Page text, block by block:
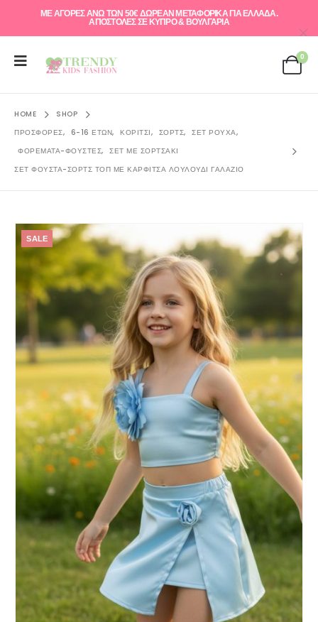
ΜΕ ΑΓΟΡΕΣ ΑΝΩ ΤΩΝ 50€ ΔΩΡΕΑΝ ΜΕΤΑΦΟΡΙΚΑ ΓΙΑ ΕΛΛAΔΑ.
ΑΠΟΣΤΟΛΕΣ ΣΕ ΚΥΠΡΟ & ΒΟΥΛΓΑΡΙΑ
0
HOME
SHOP
ΠΡΟΣΦΟΡΈΣ, 6-16 ΕΤΏΝ, ΚΟΡΊΤΣΙ, ΣΟΡΤΣ, ΣΕΤ ΡΟΎΧΑ,
ΦΟΡΈΜΑΤΑ-ΦΟΎΣΤΕΣ, ΣΕΤ ΜΕ ΣΟΡΤΣΑΚΙ
ΣΕΤ ΦΟΎΣΤΑ-ΣΟΡΤΣ ΤΟΠ ΜΕ ΚΑΡΦΊΤΣΑ ΛΟΥΛΟΎΔΙ ΓΑΛΆΖΙΟ
SALE